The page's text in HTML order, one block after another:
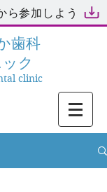
ら参加しよう
歯科
ク
clinic